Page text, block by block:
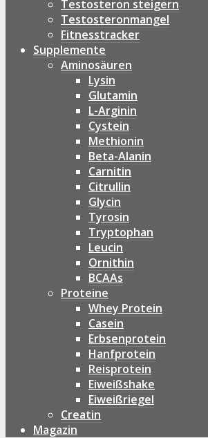
Testosteron steigern
Testosteronmangel
Fitnesstracker
Supplemente
Aminosäuren
Lysin
Glutamin
L-Arginin
Cystein
Methionin
Beta-Alanin
Carnitin
Citrullin
Glycin
Tyrosin
Tryptophan
Leucin
Ornithin
BCAAs
Proteine
Whey Protein
Casein
Erbsenprotein
Hanfprotein
Reisprotein
Eiweißshake
Eiweißriegel
Creatin
Magazin